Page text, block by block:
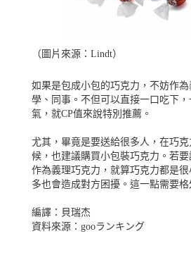
（圖片來源： Lindt）
如果是包成小包的巧克力，不妨作
學、同事。不但可以直接一口吃下
氣，就CP值來說特別推薦。
尤其，畢竟是要送給很多人，在巧
候，也建議購買小包裝巧克力。若
作為義理巧克力，就算巧克力都是
多也會造成對方困擾。這一點需要格
編譯：貝瑞杰
資料來源： gooランキング